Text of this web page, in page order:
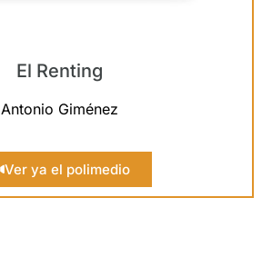
El Renting
Antonio Giménez
Ver ya el polimedio